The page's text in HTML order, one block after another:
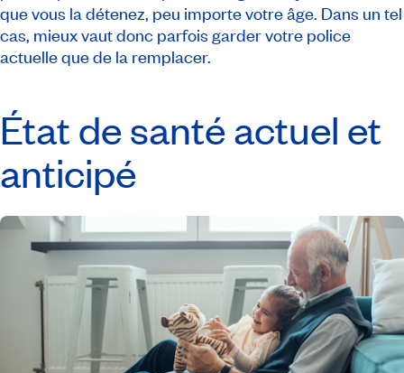
que vous la détenez, peu importe votre âge. Dans un tel
cas, mieux vaut donc parfois garder votre police
actuelle que de la remplacer.
État de santé actuel et
anticipé